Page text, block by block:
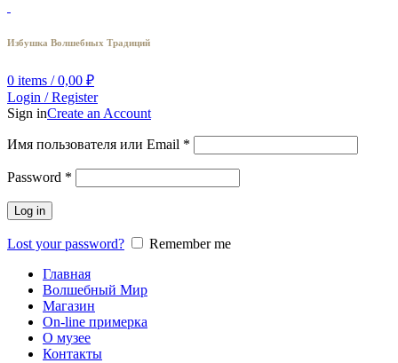
Избушка Волшебных Традиций
0 items / 0,00 ₽
Login / Register
Sign inCreate an Account
Имя пользователя или Email *
Password *
Log in
Lost your password?
Remember me
Главная
Волшебный Мир
Магазин
On-line примерка
О музее
Контакты